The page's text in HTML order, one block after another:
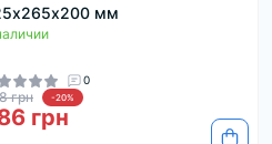
мм
0
грн -20%
грн